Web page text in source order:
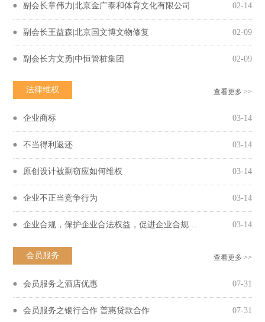
副会长章伟力|北京金广泰和体育文化有限公司 02-14
副会长王益森|北京国文博文物修复 02-09
副会长方文勇|中恒管桩集团 02-09
法律维权 查看更多 >>
企业商标 03-14
不当得利返还 03-14
原创设计被剽窃应如何维权 03-14
企业不正当竞争行为 03-14
企业合规，保护企业合法权益，促进企业合规守法经营 03-14
会员服务 查看更多 >>
会员服务之酒店优惠 07-31
会员服务之银行合作 普惠贷款合作 07-31